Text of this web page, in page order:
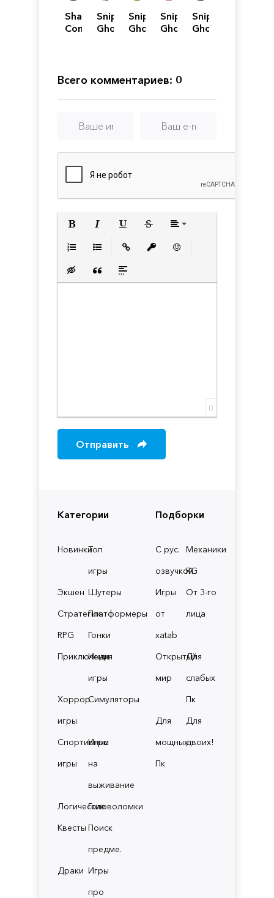
Категории
НовинкиТоп
игры
Экшен Шутеры
СтратегииПлатформеры
RPG
Гонки
Приключения
Инди
игры
Хоррор
игры
Симуляторы
Спортивные
игры
Игры
на
выживание
ЛогическиеГоловоломки
Квесты Поиск
предме.
Драки Игры
про
Подборки
С рус.
озвучкой
Механики
RG
Игры
от
xatab
От 3-го
лица
Открытый
мир
Для
слабых
Пк
Для
мощных
Пк
Для
двоих!
Shadowy
Contracts
Sniper
Ghost
Deluxe
Edition
Sniper
Ghost
Edition
Sniper
Ghost
Sniper
Ghost
Всего комментариев: 0
Вставка скрытого текста
Вставка цитаты
Вставка спойлера
0
Отправить